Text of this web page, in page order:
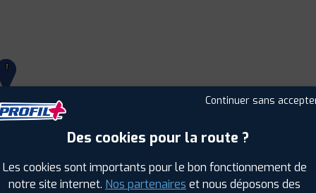
1
Continuer sans
Des cookies pour la route ?
Les cookies sont importants pour le bon fonctionnement de
notre site internet. Nos partenaires et nous déposons des